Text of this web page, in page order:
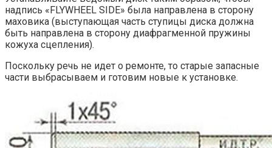
надпись «FLYWHEEL SIDE» была направлена в сторону
маховика (выступающая часть ступицы диска должна
быть направлена в сторону диафрагменной пружины
кожуха сцепления).
Поскольку речь не идет о ремонте, то старые запасные
части выбрасываем и готовим новые к установке.